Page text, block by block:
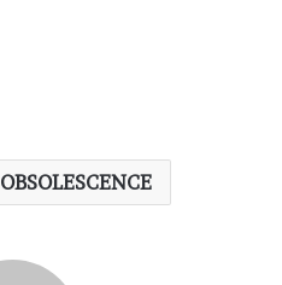
OBSOLESCENCE